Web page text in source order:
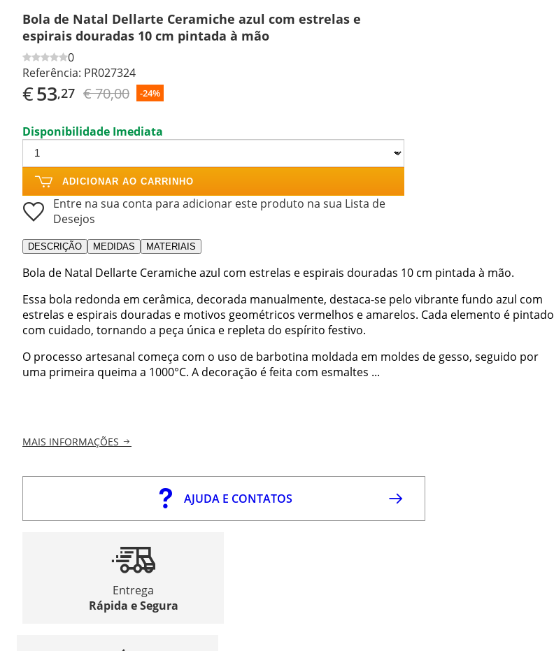
Bola de Natal Dellarte Ceramiche azul com estrelas e
espirais douradas 10 cm pintada à mão
0
Referência: PR027324
€53,27 € 70,00 -24%
Disponibilidade Imediata
ADICIONAR AO CARRINHO
Entre na sua conta para adicionar este produto na sua Lista de
Desejos
DESCRIÇÃO MEDIDAS MATERIAIS
Bola de Natal Dellarte Ceramiche azul com estrelas e espirais douradas 10 cm pintada à mão.
Essa bola redonda em cerâmica, decorada manualmente, destaca-se pelo vibrante fundo azul com
estrelas e espirais douradas e motivos geométricos vermelhos e amarelos. Cada elemento é pintado
com cuidado, tornando a peça única e repleta do espírito festivo.
O processo artesanal começa com o uso de barbotina moldada em moldes de gesso, seguido por
uma primeira queima a 1000°C. A decoração é feita com esmaltes ...
MAIS INFORMAÇÕES
AJUDA E CONTATOS
Entrega
Rápida e Segura